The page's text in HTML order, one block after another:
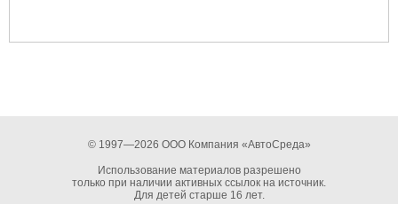
© 1997—2026 ООО Компания «АвтоСреда»
Использование материалов разрешено
только при наличии активных ссылок на источник.
Для детей старше 16 лет.